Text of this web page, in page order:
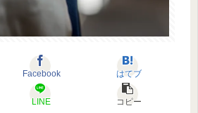
Facebook はてブ
LINE コピー